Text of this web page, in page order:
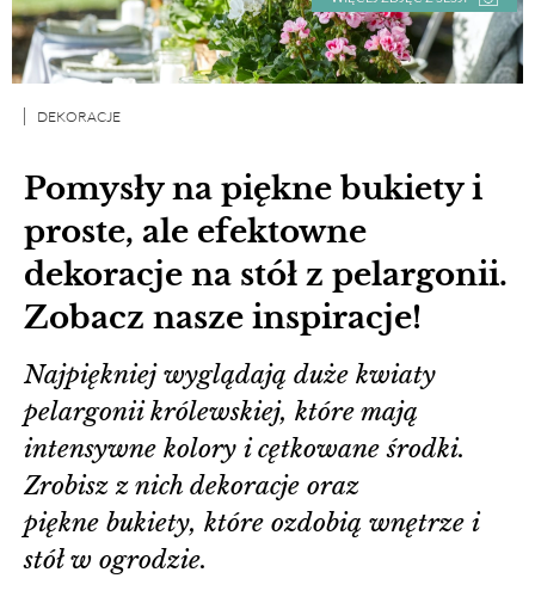
Pomysły na piękne bukiety i
proste, ale efektowne
dekoracje na stół z pelargonii.
Zobacz nasze inspiracje!
DEKORACJE
Najpiękniej wyglądają duże kwiaty
pelargonii królewskiej, które mają
intensywne kolory i cętkowane środki.
Zrobisz z nich dekoracje oraz
piękne bukiety, które ozdobią wnętrze i
stół w ogrodzie.